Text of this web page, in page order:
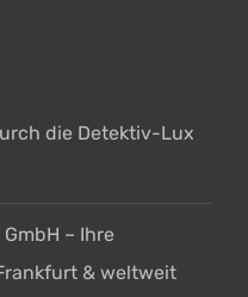
die Detektiv-Lux
– Ihre
& weltweit